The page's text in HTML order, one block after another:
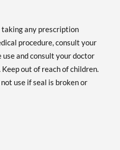
taking any prescription
procedure, consult your
and consult your doctor
out of reach of children.
use if seal is broken or